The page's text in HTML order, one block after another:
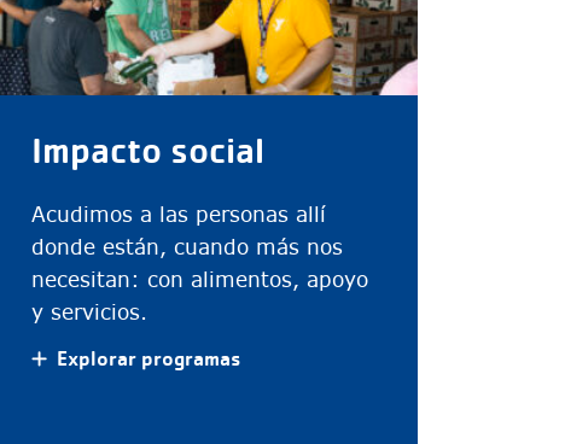
Impacto social
Acudimos a las personas allí
donde están, cuando más nos
necesitan: con alimentos, apoyo
y servicios.
Explorar programas